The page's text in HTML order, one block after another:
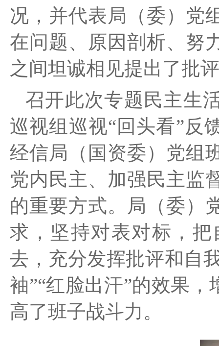
况，并代表局（委）党
在问题、原因剖析、努
之间坦诚相见提出了批
召开此次专题民主生
巡视组 巡视“回头看”反
经信局（国资委）党组
党内民主、加强民主监
的重要方式。局（委）
求，坚持对表对标，
去，充分发挥批评和自
袖”“红脸出汗”的效果
高了班子战斗力。